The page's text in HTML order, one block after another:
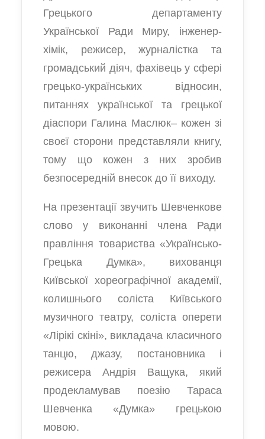
Грецького департаменту
Української Ради Миру, інженер-
хімік, режисер, журналістка та
громадський діяч, фахівець у сфері
грецько-українських відносин,
питаннях української та грецької
діаспори Галина Маслюк– кожен зі
своєї сторони представляли книгу,
тому що кожен з них зробив
безпосередній внесок до її виходу.
На презентації звучить Шевченкове
слово у виконанні члена Ради
правління товариства «Українсько-
Грецька Думка», вихованця
Київської хореографічної академії,
колишнього соліста Київського
музичного театру, соліста оперети
«Лірікі скіні», викладача класичного
танцю, джазу, постановника і
режисера Андрія Ващука, який
продекламував поезію Тараса
Шевченка «Думка» грецькою
мовою.